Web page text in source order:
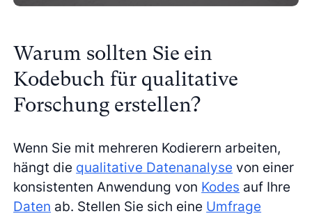
Warum sollten Sie ein
Kodebuch für qualitative
Forschung erstellen?
Wenn Sie mit mehreren Kodierern arbeiten,
hängt die qualitative Datenanalyse von einer
konsistenten Anwendung von Kodes auf Ihre
Daten ab. Stellen Sie sich eine Umfrage